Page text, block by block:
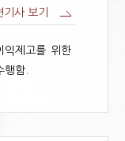
기사 보기
익제고를 위한
행함.